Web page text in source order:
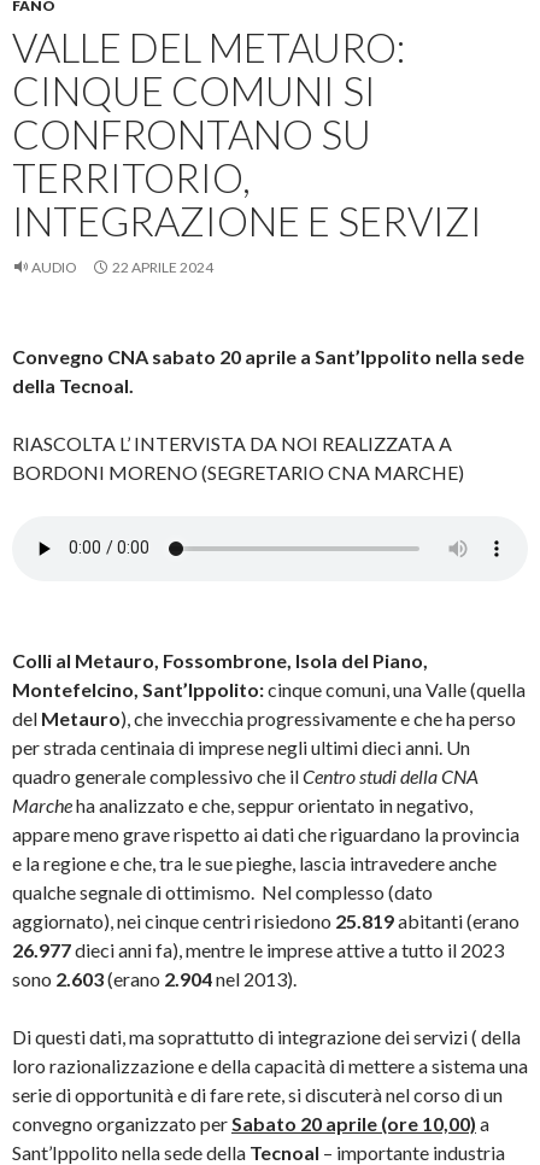
FANO
VALLE DEL METAURO:
CINQUE COMUNI SI
CONFRONTANO SU
TERRITORIO,
INTEGRAZIONE E SERVIZI
AUDIO 22 APRILE 2024
Convegno CNA sabato 20 aprile a Sant’Ippolito nella sede
della Tecnoal.
RIASCOLTA L’ INTERVISTA DA NOI REALIZZATA A
BORDONI MORENO (SEGRETARIO CNA MARCHE)
Colli al Metauro, Fossombrone, Isola del Piano,
Montefelcino, Sant’Ippolito:cinque comuni, una Valle (quella
del Metauro), che invecchia progressivamente e che ha perso
per strada centinaia di imprese negli ultimi dieci anni. Un
quadro generale complessivo che ilCentro studi della CNA
Marcheha analizzato e che, seppur orientato in negativo,
appare meno grave rispetto ai dati che riguardano la provincia
e la regione e che, tra le sue pieghe, lascia intravedere anche
qualche segnale di ottimismo. Nel complesso (dato
aggiornato), nei cinque centri risiedono 25.819abitanti (erano
26.977dieci anni fa), mentre le imprese attive a tutto il 2023
sono 2.603(erano 2.904nel 2013).
Di questi dati, ma soprattutto di integrazione dei servizi ( della
loro razionalizzazione e della capacità di mettere a sistema una
serie di opportunità e di fare rete, si discuterà nel corso di un
convegno organizzato per Sabato 20 aprile (ore 10,00) a
Sant’Ippolito nella sede della Tecnoal – importante industria